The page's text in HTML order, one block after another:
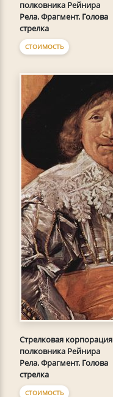
полковника Рейнира
Рела. Фрагмент. Голова
стрелка
СТОИМОСТЬ
Стрелковая корпорация
полковника Рейнира
Рела. Фрагмент. Голова
стрелка
СТОИМОСТЬ